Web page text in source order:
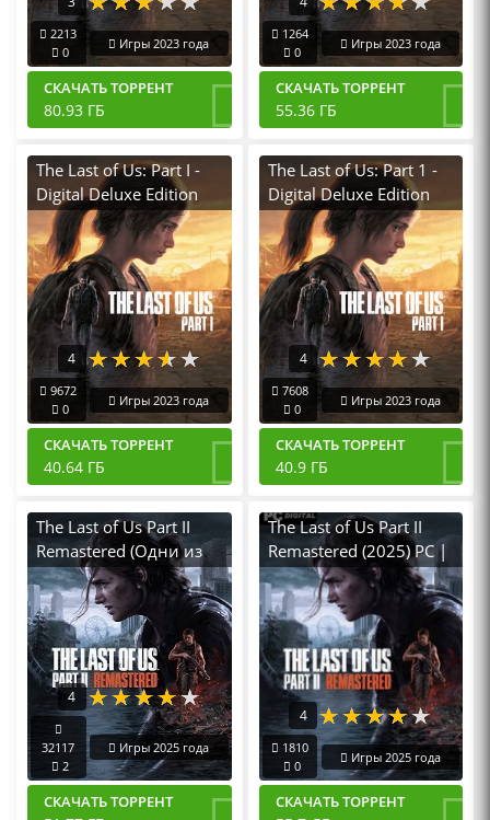
2213
0
Игры 2023 года
СКАЧАТЬ ТОРРЕНТ
80.93 ГБ
1264
0
Игры 2023 года
СКАЧАТЬ ТОРРЕНТ
55.36 ГБ
The Last of Us: Part I -
Digital Deluxe Edition
v.1.1.5.0 [RUS|ENG]
(2025) PC RePack от
Механики + Все
Дополнения (ALL DLC)
4
9672
0
Игры 2023 года
СКАЧАТЬ ТОРРЕНТ
40.64 ГБ
The Last of Us: Part 1 -
Digital Deluxe Edition
v.1.1.5.0 [RUS|ENG]
(2023) PC RePack by
FitGirl + Дополнения
4
7608
0
Игры 2023 года
СКАЧАТЬ ТОРРЕНТ
40.9 ГБ
The Last of Us Part II
Remastered (Одни из
Нас 2 Обновлённая)
[RUS|ENG] (2025) PC
RePack от R.G.
Механики
4
32117
2
Игры 2025 года
СКАЧАТЬ ТОРРЕНТ
The Last of Us Part II
Remastered (2025) PC |
Пиратка
4
1810
0
Игры 2025 года
СКАЧАТЬ ТОРРЕНТ